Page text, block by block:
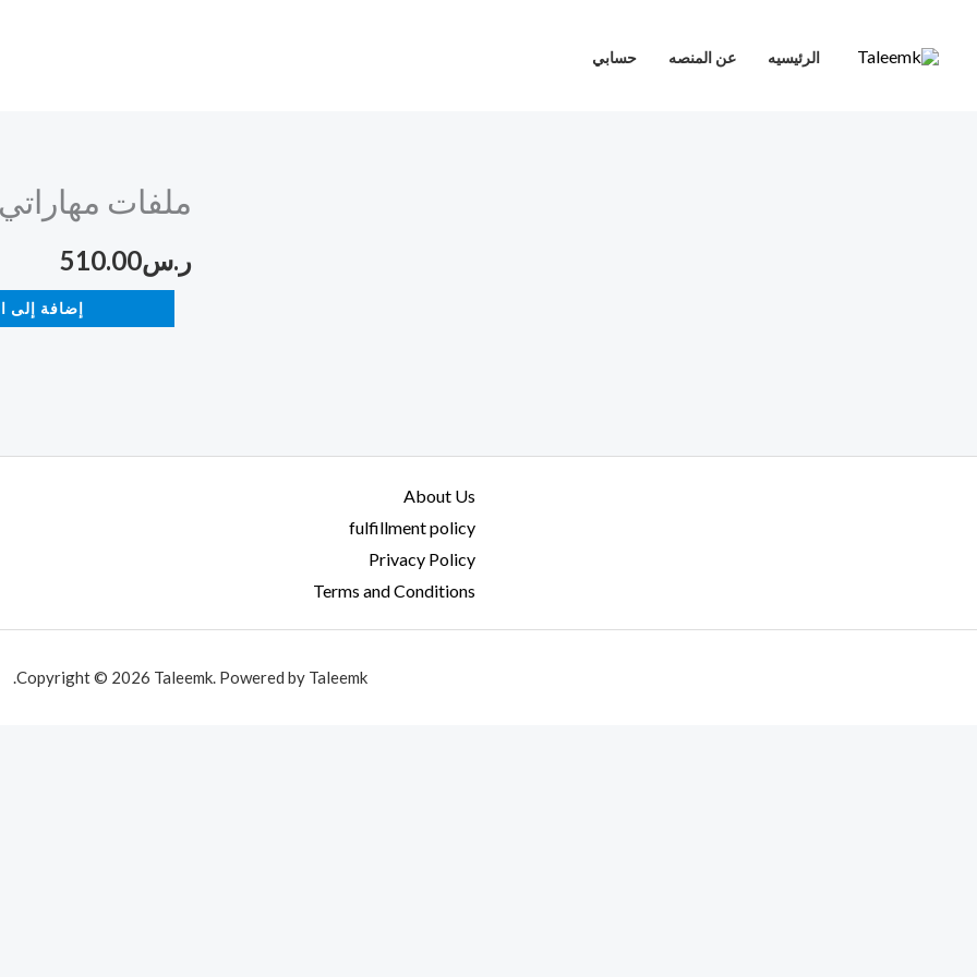
الرئيسيه عن المنصه حسابي
ملفات مهاراتي
ر.س510.00
كمية
مهاراتي
إضافة إلى
About Us
fulfillment policy
Privacy Policy
Terms and Conditions
Copyright © 2026 Taleemk. Powered by Taleemk.